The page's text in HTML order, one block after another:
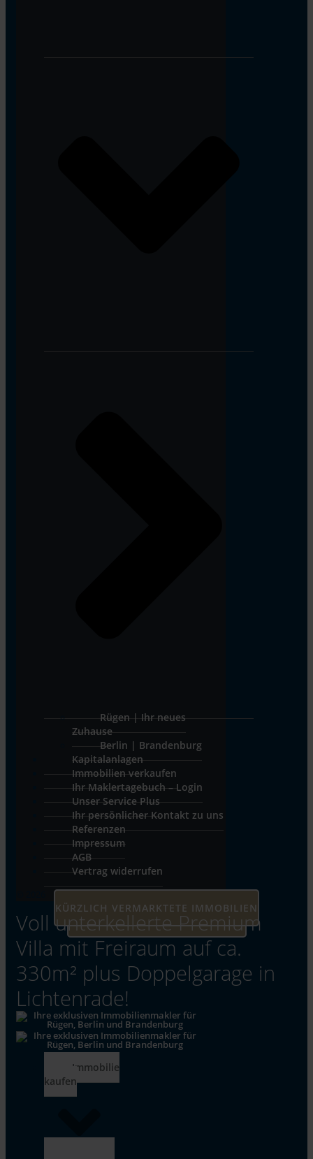
Rügen | Ihr neues
Zuhause
Berlin | Brandenburg
Kapitalanlagen
Immobilien verkaufen
Ihr Maklertagebuch – Login
Unser Service Plus
Ihr persönlicher Kontakt zu uns
Referenzen
Impressum
AGB
Vertrag widerrufen
UNSERE AKTUELLEN IMMOBILIEN
KÜRZLICH VERMARKTETE IMMOBILIEN
Voll unterkellerte Premium
Villa mit Freiraum auf ca.
330m² plus Doppelgarage in
Lichtenrade!
Immobilie
kaufen